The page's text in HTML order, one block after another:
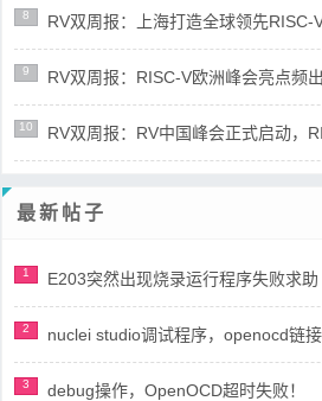
8 RV双周报：上海打造全球领先
9 RV双周报：RISC-V欧洲峰会亮点频
10 RV双周报：RV中国峰会正式启动，
最新帖子
1 E203突然出现烧录运行程序失败求助
2 nuclei studio调试程序，openocd链
3 debug操作，OpenOCD超时失败！